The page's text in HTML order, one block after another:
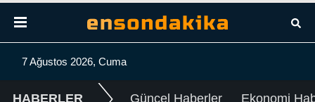
7 Ağustos 2026, Cuma
HABERLER Güncel Haberler Ekonomi